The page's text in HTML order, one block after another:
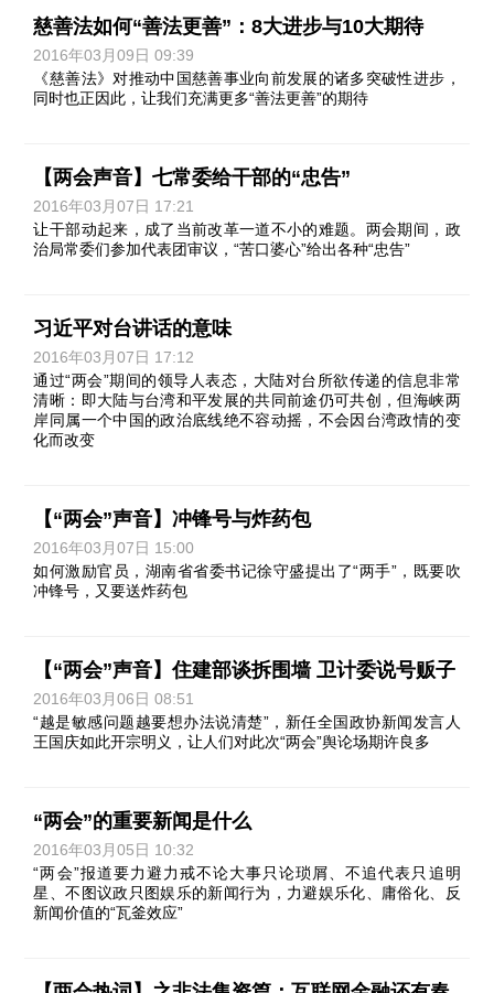
慈善法如何“善法更善”：8大进步与10大期待
2016年03月09日 09:39
《慈善法》对推动中国慈善事业向前发展的诸多突破性进步，
同时也正因此，让我们充满更多“善法更善”的期待
【两会声音】七常委给干部的“忠告”
2016年03月07日 17:21
让干部动起来，成了当前改革一道不小的难题。两会期间，政
治局常委们参加代表团审议，“苦口婆心”给出各种“忠告”
习近平对台讲话的意味
2016年03月07日 17:12
通过“两会”期间的领导人表态，大陆对台所欲传递的信息非常
清晰：即大陆与台湾和平发展的共同前途仍可共创，但海峡两
岸同属一个中国的政治底线绝不容动摇，不会因台湾政情的变
化而改变
【“两会”声音】冲锋号与炸药包
2016年03月07日 15:00
如何激励官员，湖南省省委书记徐守盛提出了“两手”，既要吹
冲锋号，又要送炸药包
【“两会”声音】住建部谈拆围墙 卫计委说号贩子
2016年03月06日 08:51
“越是敏感问题越要想办法说清楚”，新任全国政协新闻发言人
王国庆如此开宗明义，让人们对此次“两会”舆论场期许良多
“两会”的重要新闻是什么
2016年03月05日 10:32
“两会”报道要力避力戒不论大事只论琐屑、不追代表只追明
星、不图议政只图娱乐的新闻行为，力避娱乐化、庸俗化、反
新闻价值的“瓦釜效应”